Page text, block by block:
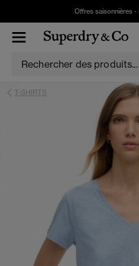
Offres saisonnières -
T-SHIRTS